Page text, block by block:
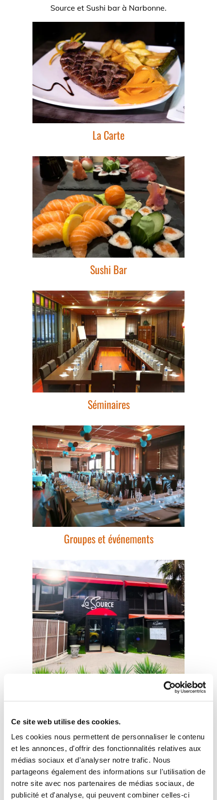
Ce site web utilise des cookies.
Les cookies nous permettent de personnaliser le contenu
et les annonces, d'offrir des fonctionnalités relatives aux
médias sociaux et d'analyser notre trafic. Nous
partageons également des informations sur l'utilisation de
notre site avec nos partenaires de médias sociaux, de
publicité et d'analyse, qui peuvent combiner celles-ci
Source et Sushi bar à Narbonne.
La Carte
Sushi Bar
Séminaires
Groupes et événements